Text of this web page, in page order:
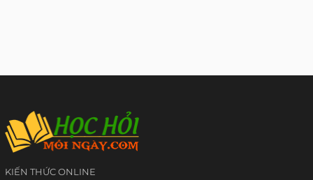
KIẾN THỨC ONLINE